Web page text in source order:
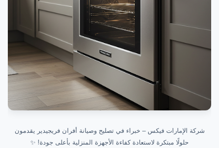
شركة الإمارات فيكس – خبراء في تصليح وصيانة أفران فريجيدير يقدمون
حلولًا مبتكرة لاستعادة كفاءة الأجهزة المنزلية بأعلى جودة! ✨